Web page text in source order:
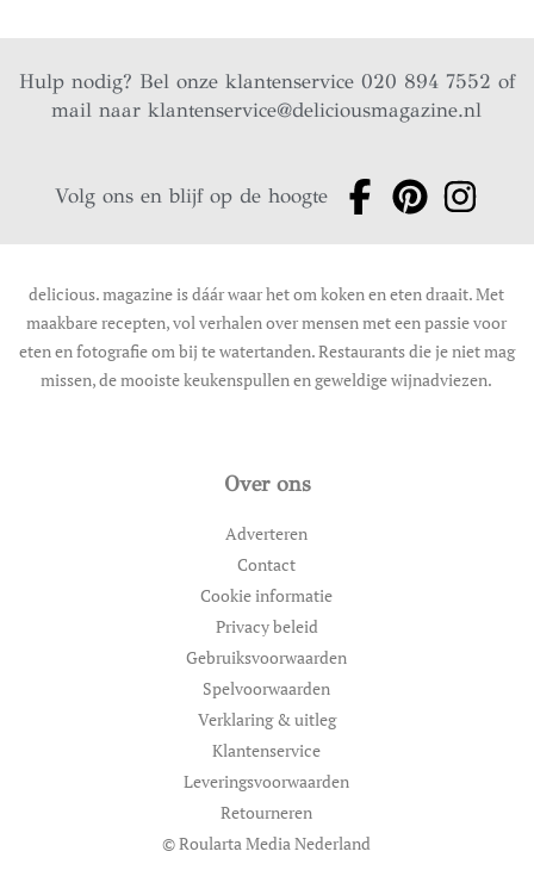
Hulp nodig? Bel onze klantenservice 020 894 7552 of
mail naarklantenservice@deliciousmagazine.nl
Volg ons en blijf op de hoogte
delicious. magazine is dáár waar het om koken en eten draait. Met
maakbare recepten, vol verhalen over mensen met een passie voor
eten en fotografie om bij te watertanden. Restaurants die je niet mag
missen, de mooiste keukenspullen en geweldige wijnadviezen.
Over ons
Adverteren
Contact
Cookie informatie
Privacy beleid
Gebruiksvoorwaarden
Spelvoorwaarden
Verklaring & uitleg
Klantenservice
Leveringsvoorwaarden
Retourneren
© Roularta Media Nederland